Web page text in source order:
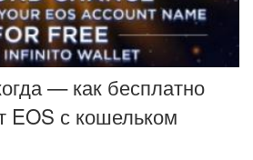
— как бесплатно
EOS с кошельком